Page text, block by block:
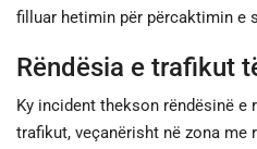
filluar hetimin për përcaktimin e
Rëndësia e trafikut
Ky incident thekson rëndësinë
trafikut, veçanërisht në zona me